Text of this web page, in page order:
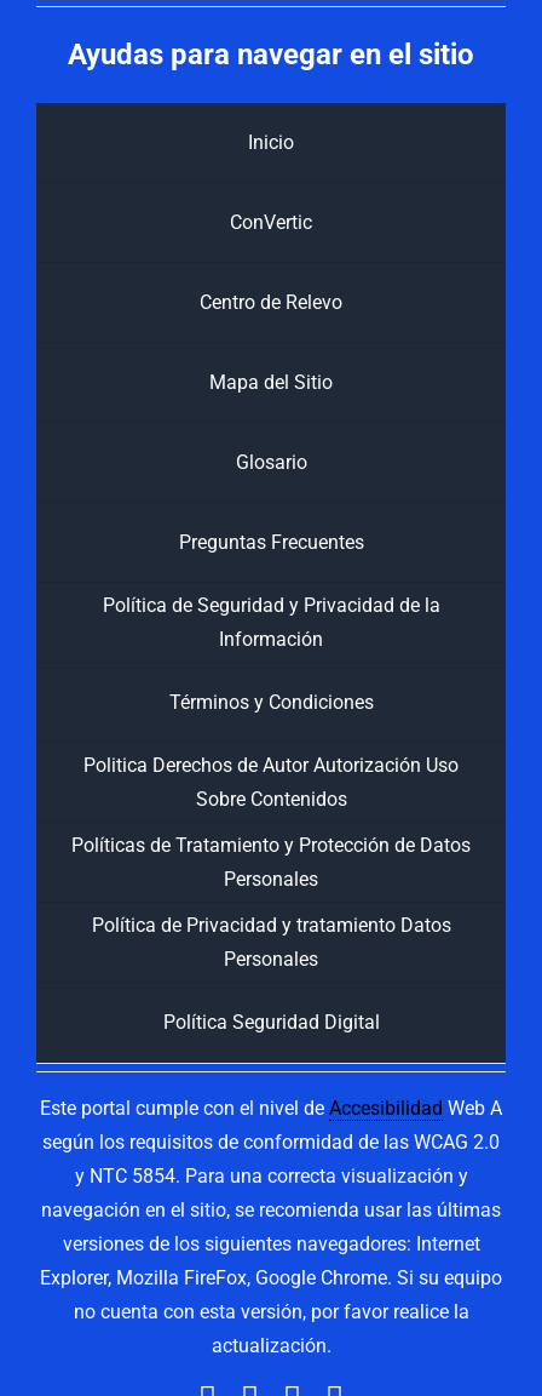
Ayudas para navegar en el sitio
Inicio
ConVertic
Centro de Relevo
Mapa del Sitio
Glosario
Preguntas Frecuentes
Política de Seguridad y Privacidad de la
Información
Términos y Condiciones
Politica Derechos de Autor Autorización Uso
Sobre Contenidos
Políticas de Tratamiento y Protección de Datos
Personales
Política de Privacidad y tratamiento Datos
Personales
Política Seguridad Digital
Este portal cumple con el nivel de Accesibilidad Web A
según los requisitos de conformidad de las WCAG 2.0
y NTC 5854. Para una correcta visualización y
navegación en el sitio, se recomienda usar las últimas
versiones de los siguientes navegadores: Internet
Explorer, Mozilla FireFox, Google Chrome. Si su equipo
no cuenta con esta versión, por favor realice la
actualización.